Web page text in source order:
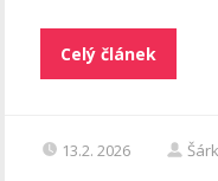
Celý článek
13.2. 2026